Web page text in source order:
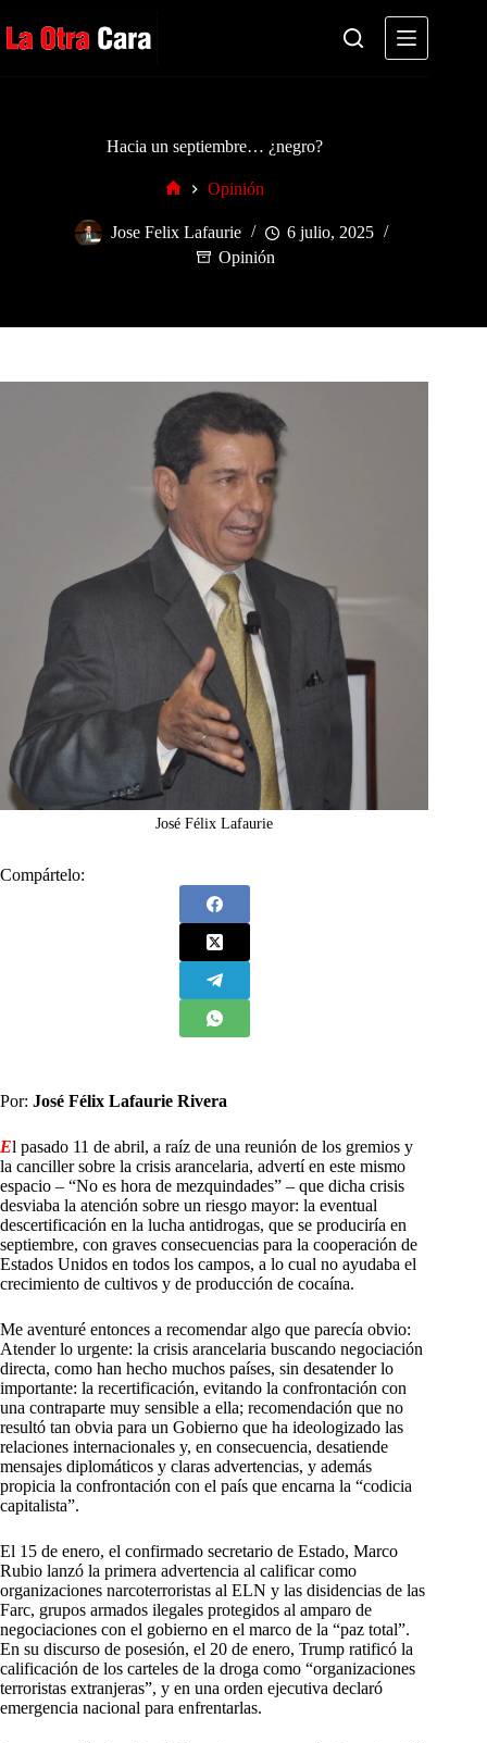
al
contenido
Hacia un septiembre… ¿negro?
Opinión
Jose Felix Lafaurie
6 julio, 2025
Opinión
José Félix Lafaurie
Compártelo:
Por: José Félix Lafaurie Rivera
El pasado 11 de abril, a raíz de una reunión de los gremios y
la canciller sobre la crisis arancelaria, advertí en este mismo
espacio – “No es hora de mezquindades” – que dicha crisis
desviaba la atención sobre un riesgo mayor: la eventual
descertificación en la lucha antidrogas, que se produciría en
septiembre, con graves consecuencias para la cooperación de
Estados Unidos en todos los campos, a lo cual no ayudaba el
crecimiento de cultivos y de producción de cocaína.
Me aventuré entonces a recomendar algo que parecía obvio:
Atender lo urgente: la crisis arancelaria buscando negociación
directa, como han hecho muchos países, sin desatender lo
importante: la recertificación, evitando la confrontación con
una contraparte muy sensible a ella; recomendación que no
resultó tan obvia para un Gobierno que ha ideologizado las
relaciones internacionales y, en consecuencia, desatiende
mensajes diplomáticos y claras advertencias, y además
propicia la confrontación con el país que encarna la “codicia
capitalista”.
El 15 de enero, el confirmado secretario de Estado, Marco
Rubio lanzó la primera advertencia al calificar como
organizaciones narcoterroristas al ELN y las disidencias de las
Farc, grupos armados ilegales protegidos al amparo de
negociaciones con el gobierno en el marco de la “paz total”.
En su discurso de posesión, el 20 de enero, Trump ratificó la
calificación de los carteles de la droga como “organizaciones
terroristas extranjeras”, y en una orden ejecutiva declaró
emergencia nacional para enfrentarlas.